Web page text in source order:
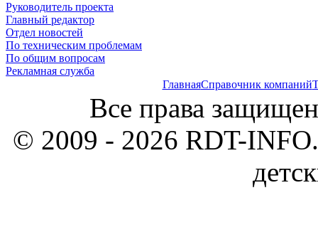
Руководитель проекта
Главный редактор
Отдел новостей
По техническим проблемам
По общим вопросам
Рекламная служба
ГлавнаяСправочник компаний
Все права
© 2009 - 2026 RDT-